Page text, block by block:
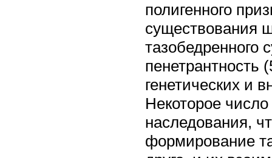
полигенного
существования
пенетрантность
генетических и
Некоторое число
наследования,
формирование